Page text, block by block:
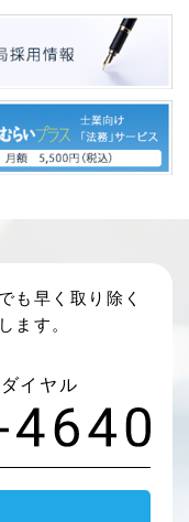
も早く取り除く
ます。
イヤル